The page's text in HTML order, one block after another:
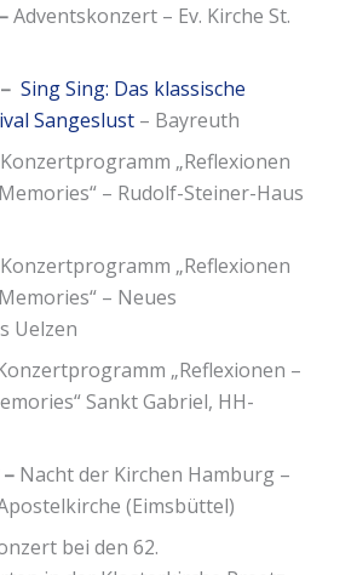
Adventskonzert – Ev. Kirche St.
Sing Sing: Das klassische
Sangeslust – Bayreuth
Konzertprogramm „Reflexionen
– Rudolf-Steiner-Haus
Konzertprogramm „Reflexionen
– Neues
Uelzen
„Reflexionen –
Sankt Gabriel, HH-
Nacht der Kirchen Hamburg –
(Eimsbüttel)
bei den 62.